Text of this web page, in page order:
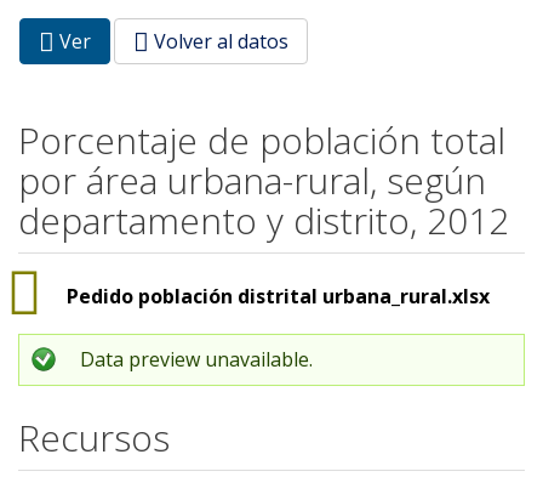
Solapas principales
Ver (pestaña
activa)
Volver al datos
Porcentaje de población total
por área urbana-rural, según
departamento y distrito, 2012
Pedido población distrital urbana_rural.xlsx
Data preview unavailable.
Recursos